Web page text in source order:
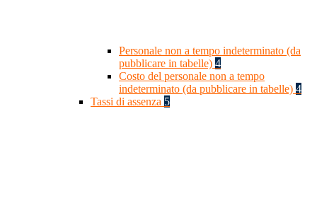
Personale non a tempo indeterminato (da
pubblicare in tabelle) 4
Costo del personale non a tempo
indeterminato (da pubblicare in tabelle) 4
Tassi di assenza 5